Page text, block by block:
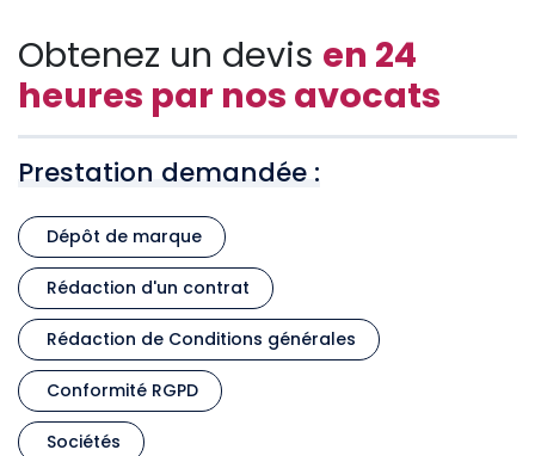
Obtenez un devis en 24
heures par nos avocats
Prestation demandée :
Dépôt de marque
Rédaction d'un contrat
Rédaction de Conditions générales
Conformité RGPD
Sociétés